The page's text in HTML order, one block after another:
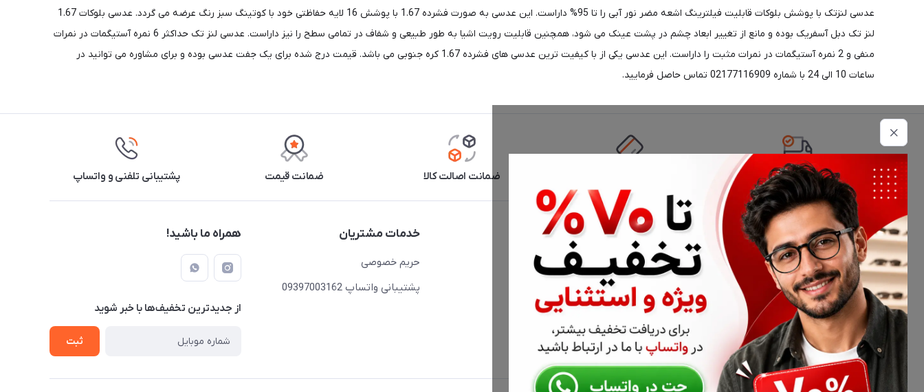
عدسی لنزتک با پوشش بلوکات قابلیت فیلترینگ اشعه مضر نور آبی را تا 95% داراست. این عدسی به صورت فشرده 1.67 با پوشش 16 لایه حفاظتی خود با کوتینگ سبز رنگ عرضه می گردد. عدسی بلوکات 1.67
لنز تک دبل آسفریک بوده و مانع از تغییر ابعاد چشم در پشت عینک می شود، همچنین قابلیت رویت اشیا به طور طبیعی و شفاف در تمامی سطح را نیز داراست. عدسی لنز تک حداکثر 6 نمره آستیگمات در نمرات
منفی و 2 نمره آستیگمات در نمرات مثبت را داراست. این عدسی یکی از با کیفیت ترین عدسی های فشرده 1.67 کره جنوبی می باشد. قیمت درج شده برای یک جفت عدسی بوده و برای مشاوره می توانید در
ساعات 10 الی 24 با شماره 02177116909 تماس حاصل فرمایید.
تحویل اکسپرس ضمانت اصالت کالا ضمانت قیمت پشتیبانی تلفنی و واتساپ
اطلاعات تماس
02177116909
info@civiliha.com
ارسال فوری در تهران + ارسال به سراسر کشور
دسترسی سریع
حساب کاربری
مجله فروشگاه
لیست محصولات
درباره ما
خدمات مشتریان
حریم خصوصی
پشتیبانی واتساپ 09397003162
همراه ما باشید!
از جدید‌ترین تخفیف‌ها با‌ خبر شوید
ثبت